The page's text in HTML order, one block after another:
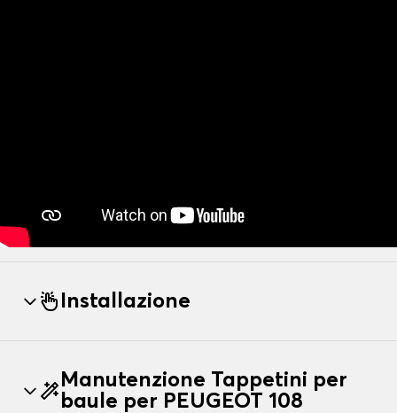
Installazione
Manutenzione Tappetini per
baule per PEUGEOT 108